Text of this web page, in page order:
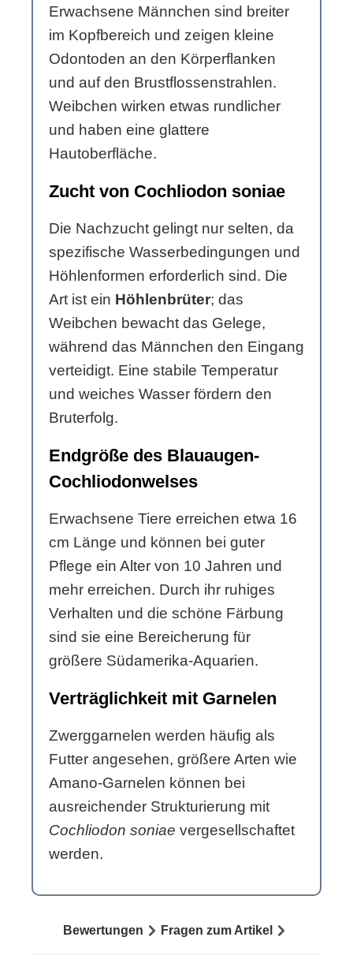
Erwachsene Männchen sind breiter
im Kopfbereich und zeigen kleine
Odontoden an den Körperflanken
und auf den Brustflossenstrahlen.
Weibchen wirken etwas rundlicher
und haben eine glattere
Hautoberfläche.
Zucht von Cochliodon soniae
Die Nachzucht gelingt nur selten, da
spezifische Wasserbedingungen und
Höhlenformen erforderlich sind. Die
Art ist ein Höhlenbrüter; das
Weibchen bewacht das Gelege,
während das Männchen den Eingang
verteidigt. Eine stabile Temperatur
und weiches Wasser fördern den
Bruterfolg.
Endgröße des Blauaugen-
Cochliodonwelses
Erwachsene Tiere erreichen etwa 16
cm Länge und können bei guter
Pflege ein Alter von 10 Jahren und
mehr erreichen. Durch ihr ruhiges
Verhalten und die schöne Färbung
sind sie eine Bereicherung für
größere Südamerika-Aquarien.
Verträglichkeit mit Garnelen
Zwerggarnelen werden häufig als
Futter angesehen, größere Arten wie
Amano-Garnelen können bei
ausreichender Strukturierung mit
Cochliodon soniae vergesellschaftet
werden.
Bewertungen Fragen zum Artikel